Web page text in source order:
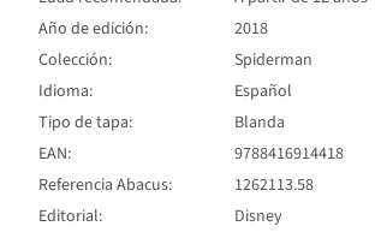
Año de edición:
2018
Colección:
Spiderman
Idioma:
Español
Tipo de tapa:
Blanda
EAN:
9788416914418
Referencia Abacus:
1262113.58
Editorial:
Disney